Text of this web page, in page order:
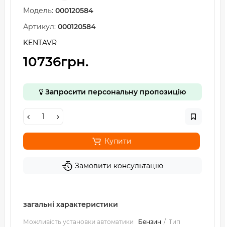
Модель: 000120584
Артикул: 000120584
KENTAVR
10736грн.
Запросити персональну пропозицію
Купити
Замовити консультацію
загальні характеристики
Можливість установки автоматики Бензин
Тип